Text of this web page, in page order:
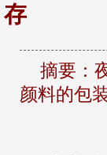
存
摘要：
颜料的包